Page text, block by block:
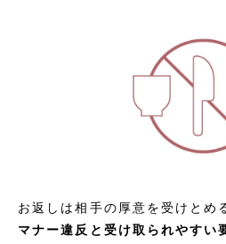
お返しは相手の厚意を受けとめ
マナー違反と受け取られやすい